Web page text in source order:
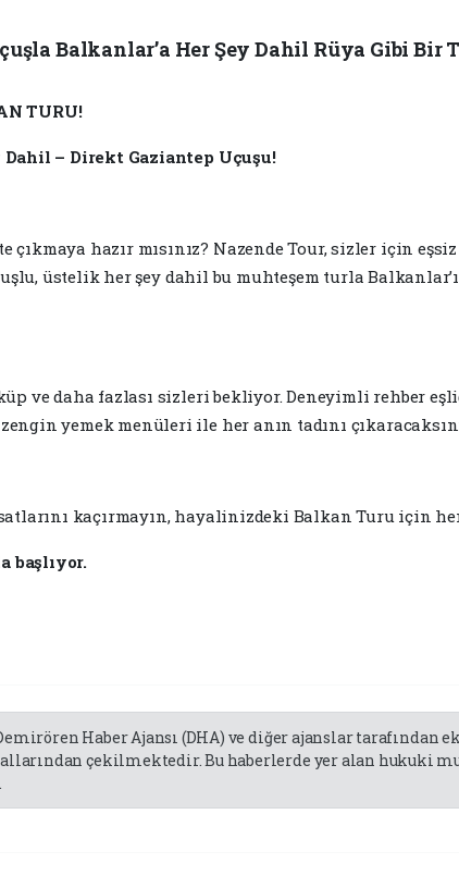
Balkanlar’a Her Şey Dahil Rüya Gibi Bir
TURU!
Dahil – Direkt Gaziantep Uçuşu!
hazır mısınız? Nazende Tour, sizler için
üstelik her şey dahil bu muhteşem turla
ve daha fazlası sizleri bekliyor. Deneyimli rehber
yemek menüleri ile her anın tadını
kaçırmayın, hayalinizdeki Balkan Turu için
başlıyor.
Demirören Haber Ajansı (DHA) ve diğer ajanslar
çekilmektedir. Bu haberlerde yer alan hukuki